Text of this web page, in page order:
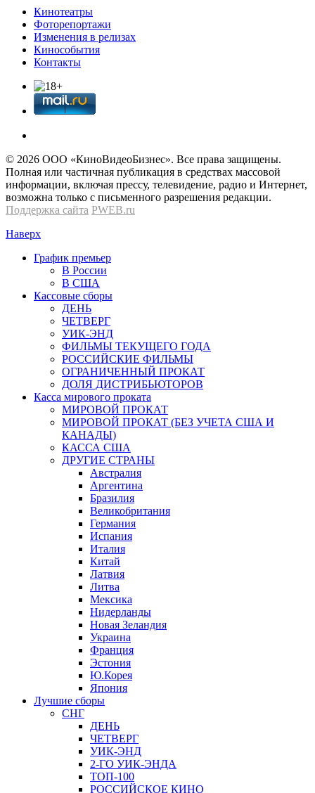
Кинотеатры
Фоторепортажи
Изменения в релизах
Кинособытия
Контакты
© 2026 OOО «КиноВидеоБизнес». Все права защищены.
Полная или частичная публикация в средствах массовой
информации, включая прессу, телевидение, радио и Интернет,
возможна только с письменного разрешения редакции.
Поддержка сайта PWEB.ru
Наверх
График премьер
В России
В США
Кассовые сборы
ДЕНЬ
ЧЕТВЕРГ
УИК-ЭНД
ФИЛЬМЫ ТЕКУЩЕГО ГОДА
РОССИЙСКИЕ ФИЛЬМЫ
ОГРАНИЧЕННЫЙ ПРОКАТ
ДОЛЯ ДИСТРИБЬЮТОРОВ
Касса мирового проката
МИРОВОЙ ПРОКАТ
МИРОВОЙ ПРОКАТ (БЕЗ УЧЕТА США И
КАНАДЫ)
КАССА США
ДРУГИЕ СТРАНЫ
Австралия
Аргентина
Бразилия
Великобритания
Германия
Испания
Италия
Китай
Латвия
Литва
Мексика
Нидерланды
Новая Зеландия
Украина
Франция
Эстония
Ю.Корея
Япония
Лучшие сборы
СНГ
ДЕНЬ
ЧЕТВЕРГ
УИК-ЭНД
2-ГО УИК-ЭНДА
ТОП-100
РОССИЙСКОЕ КИНО